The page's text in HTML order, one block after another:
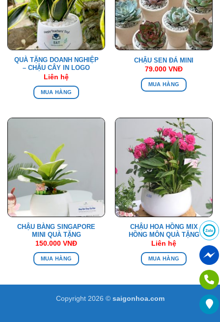
QUÀ TẶNG DOANH NGHIỆP
– CHẬU CÂY IN LOGO
Liên hệ
MUA HÀNG
CHẬU SEN ĐÁ MINI
79.000 VNĐ
MUA HÀNG
CHẬU BÀNG SINGAPORE
MINI QUÀ TẶNG
150.000 VNĐ
MUA HÀNG
CHẬU HOA HỒNG MIX
HỒNG MÔN QUÀ TẶNG
Liên hệ
MUA HÀNG
Copyright 2026 © saigonhoa.com